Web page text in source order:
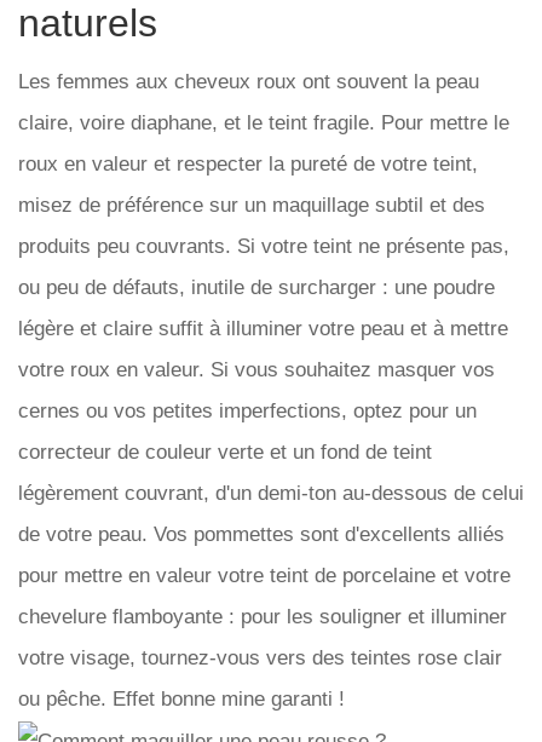
naturels
Les femmes aux cheveux roux ont souvent la peau
claire, voire diaphane, et le teint fragile. Pour mettre le
roux en valeur et respecter la pureté de votre teint,
misez de préférence sur un maquillage subtil et des
produits peu couvrants. Si votre teint ne présente pas,
ou peu de défauts, inutile de surcharger : une poudre
légère et claire suffit à illuminer votre peau et à mettre
votre roux en valeur. Si vous souhaitez masquer vos
cernes ou vos petites imperfections, optez pour un
correcteur de couleur verte et un fond de teint
légèrement couvrant, d'un demi-ton au-dessous de celui
de votre peau. Vos pommettes sont d'excellents alliés
pour mettre en valeur votre teint de porcelaine et votre
chevelure flamboyante : pour les souligner et illuminer
votre visage, tournez-vous vers des teintes rose clair
ou pêche. Effet bonne mine garanti !